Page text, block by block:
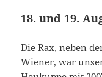
18. und 19.
Die Rax, neben
Wiener, war